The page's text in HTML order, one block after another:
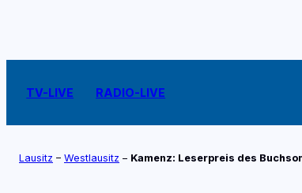
springen
TV-LIVE RADIO-LIVE
Lausitz – Westlausitz – Kamenz: Leserpreis des